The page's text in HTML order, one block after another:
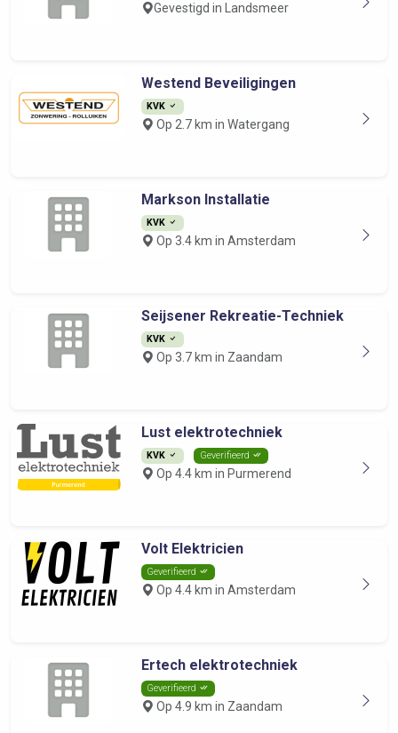
Gevestigd in Landsmeer
Westend Beveiligingen
KVK
Op 2.7 km in Watergang
Markson Installatie
KVK
Op 3.4 km in Amsterdam
Seijsener Rekreatie-Techniek
KVK
Op 3.7 km in Zaandam
Lust elektrotechniek
KVK Geverifieerd
Op 4.4 km in Purmerend
Volt Elektricien
Geverifieerd
Op 4.4 km in Amsterdam
Ertech elektrotechniek
Geverifieerd
Op 4.9 km in Zaandam